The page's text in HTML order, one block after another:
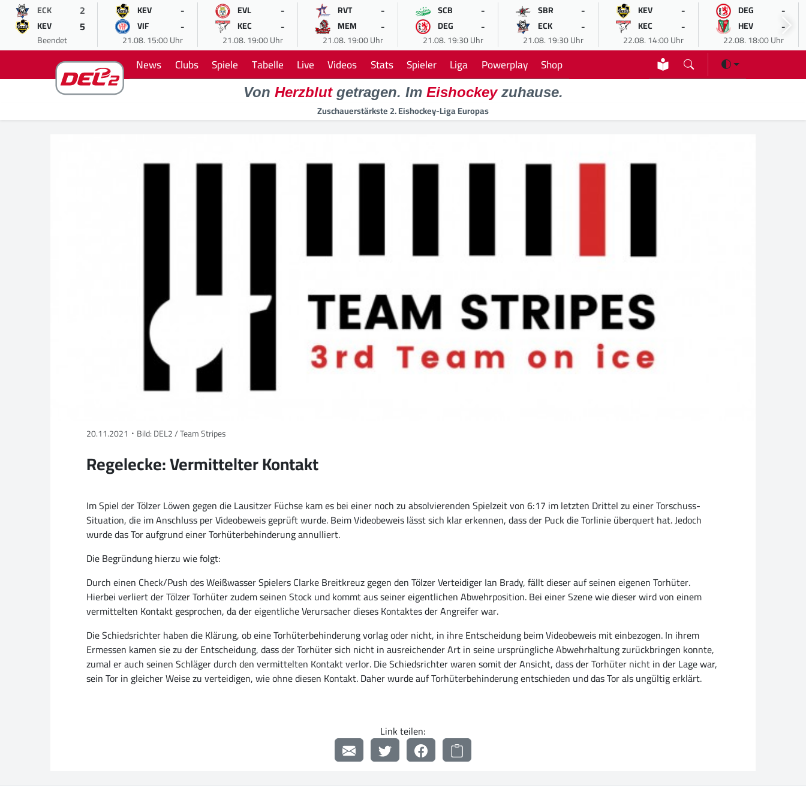
ECK 2
KEV 5
Beendet
KEV -
VIF -
21.08. 15:00 Uhr
EVL -
KEC -
21.08. 19:00 Uhr
RVT -
MEM -
21.08. 19:00 Uhr
SCB -
DEG -
21.08. 19:30 Uhr
SBR -
ECK -
21.08. 19:30 Uhr
KEV -
KEC -
22.08. 14:00 Uhr
DEG -
HEV -
22.08. 18:00 Uhr
News Clubs Spiele Tabelle Live Videos Stats Spieler Liga Powerplay Shop
Von Herzblutgetragen. Im Eishockeyzuhause.
Zuschauerstärkste 2. Eishockey-Liga Europas
20.11.2021 Bild: DEL2 / Team Stripes
Regelecke: Vermittelter Kontakt
Im Spiel der Tölzer Löwen gegen die Lausitzer Füchse kam es bei einer noch zu absolvierenden Spielzeit von 6:17 im letzten Drittel zu einer Torschuss-
Situation, die im Anschluss per Videobeweis geprüft wurde. Beim Videobeweis lässt sich klar erkennen, dass der Puck die Torlinie überquert hat. Jedoch
wurde das Tor aufgrund einer Torhüterbehinderung annulliert.
Die Begründung hierzu wie folgt:
Durch einen Check/Push des Weißwasser Spielers Clarke Breitkreuz gegen den Tölzer Verteidiger Ian Brady, fällt dieser auf seinen eigenen Torhüter.
Hierbei verliert der Tölzer Torhüter zudem seinen Stock und kommt aus seiner eigentlichen Abwehrposition. Bei einer Szene wie dieser wird von einem
vermittelten Kontakt gesprochen, da der eigentliche Verursacher dieses Kontaktes der Angreifer war.
Die Schiedsrichter haben die Klärung, ob eine Torhüterbehinderung vorlag oder nicht, in ihre Entscheidung beim Videobeweis mit einbezogen. In ihrem
Ermessen kamen sie zu der Entscheidung, dass der Torhüter sich nicht in ausreichender Art in seine ursprüngliche Abwehrhaltung zurückbringen konnte,
zumal er auch seinen Schläger durch den vermittelten Kontakt verlor. Die Schiedsrichter waren somit der Ansicht, dass der Torhüter nicht in der Lage war,
sein Tor in gleicher Weise zu verteidigen, wie ohne diesen Kontakt. Daher wurde auf Torhüterbehinderung entschieden und das Tor als ungültig erklärt.
Link teilen: